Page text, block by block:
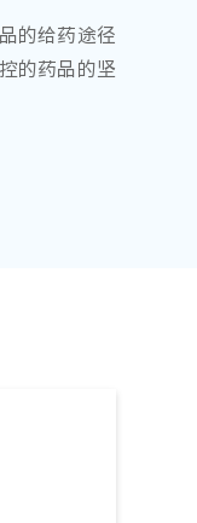
的给药途径
的药品的坚